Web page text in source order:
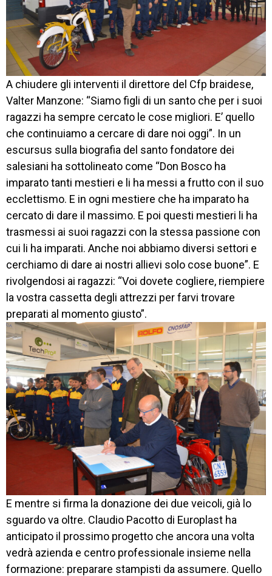
A chiudere gli interventi il direttore del Cfp braidese,
Valter Manzone: “Siamo figli di un santo che per i suoi
ragazzi ha sempre cercato le cose migliori. E’ quello
che continuiamo a cercare di dare noi oggi”. In un
escursus sulla biografia del santo fondatore dei
salesiani ha sottolineato come “Don Bosco ha
imparato tanti mestieri e li ha messi a frutto con il suo
ecclettismo. E in ogni mestiere che ha imparato ha
cercato di dare il massimo. E poi questi mestieri li ha
trasmessi ai suoi ragazzi con la stessa passione con
cui li ha imparati. Anche noi abbiamo diversi settori e
cerchiamo di dare ai nostri allievi solo cose buone”. E
rivolgendosi ai ragazzi: “Voi dovete cogliere, riempiere
la vostra cassetta degli attrezzi per farvi trovare
preparati al momento giusto”.
E mentre si firma la donazione dei due veicoli, già lo
sguardo va oltre. Claudio Pacotto di Europlast ha
anticipato il prossimo progetto che ancora una volta
vedrà azienda e centro professionale insieme nella
formazione: preparare stampisti da assumere. Quello